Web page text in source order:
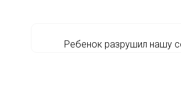
Ребенок разрушил нашу